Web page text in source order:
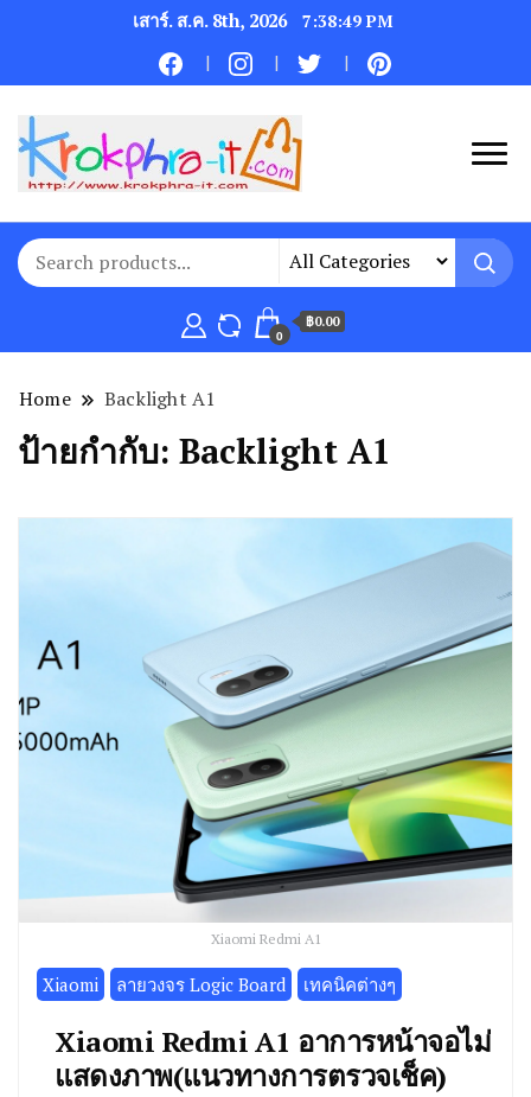
เสาร์. ส.ค. 8th, 2026 7:38:49 PM
0
฿0.00
Home Backlight A1
ป้ายกำกับ: Backlight A1
Xiaomi Redmi A1
Xiaomi ลายวงจร Logic Board เทคนิคต่างๆ
Xiaomi Redmi A1 อาการหน้าจอไม่
แสดงภาพ(แนวทางการตรวจเช็ค)